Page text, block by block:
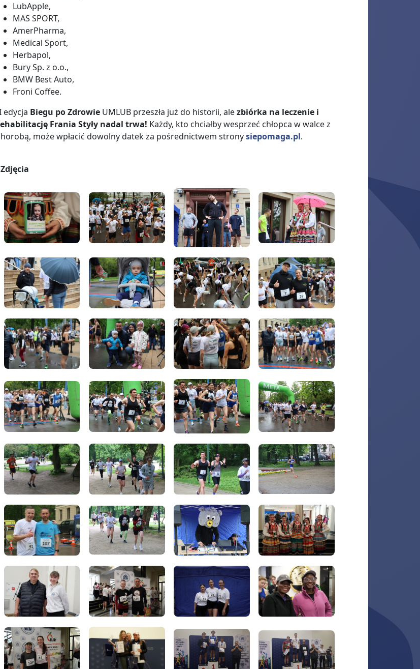
LubApple,
MAS SPORT,
AmerPharma,
Medical Sport,
Herbapol,
Bury Sp. z o.o.,
BMW Best Auto,
Froni Coffee.
edycja Biegu po Zdrowie UMLUB przeszła już do historii, alezbiórka na leczenie i
Frania Styły nadal trwa! Każdy, kto chciałby wesprzeć chłopca w walce z
może wpłacić dowolny datek za pośrednictwem stronysiepomaga.pl.
Zdjęcia